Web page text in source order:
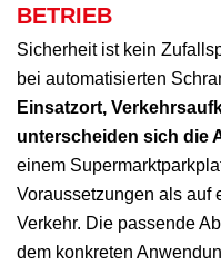
BETRIEB
Sicherheit ist kein
bei automatisierten
Einsatzort,
unterscheiden sich die
einem
Voraussetzungen als auf
Verkehr. Die passende
dem konkreten